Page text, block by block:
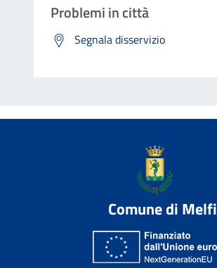
Problemi in città
Segnala disservizio
Comune di Melfi